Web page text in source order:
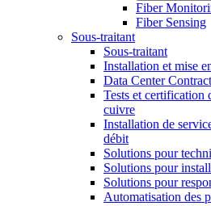
Fiber
Fiber Sensing
Sous-traitant
Sous-traitant
Installation et mise
Data Center
Tests et certification
cuivre
Installation de
débit
Solutions pour
Solutions pour
Solutions pour
Automatisation des